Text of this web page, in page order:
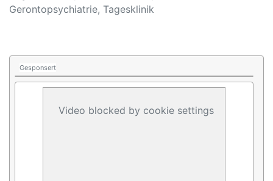
Gerontopsychiatrie, Tagesklinik
Gesponsert
Video blocked by cookie settings